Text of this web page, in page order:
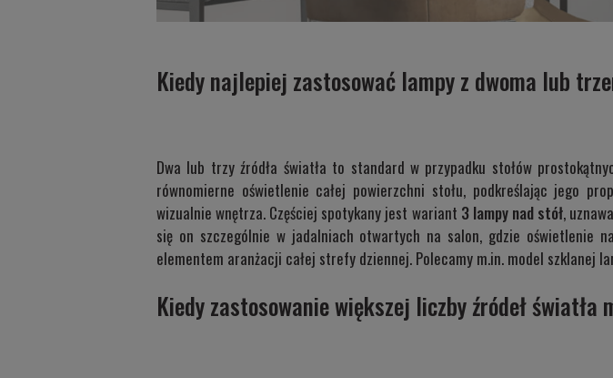
Kiedy najlepiej zastosować lampy z dwoma lub
Dwa lub trzy źródła światła to standard w przypadku stołów
równomierne oświetlenie całej powierzchni stołu, podkreślając jego
wizualnie wnętrza. Częściej spotykany jest wariant 3 lampy nad stół,
się on szczególnie w jadalniach otwartych na salon, gdzie oświetlenie
elementem aranżacji całej strefy dziennej. Polecamy m.in. model szklanej
Kiedy zastosowanie większej liczby źródeł światła